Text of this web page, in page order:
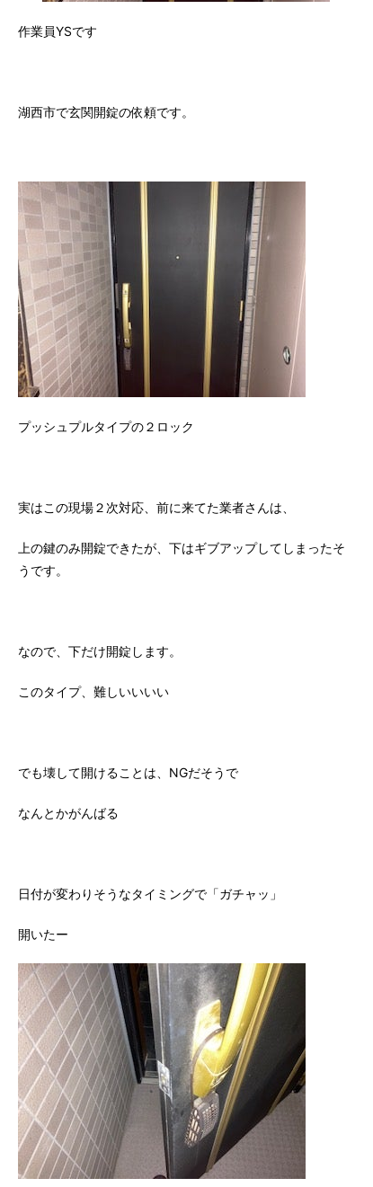
作業員YSです
湖西市で玄関開錠の依頼です。
プッシュプルタイプの２ロック
実はこの現場２次対応、前に来てた業者さんは、
上の鍵のみ開錠できたが、下はギブアップしてしまったそ
うです。
なので、下だけ開錠します。
このタイプ、難しいいいい
でも壊して開けることは、NGだそうで
なんとかがんばる
日付が変わりそうなタイミングで「ガチャッ」
開いたー